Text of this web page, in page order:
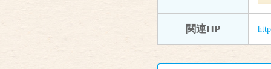
関連HP